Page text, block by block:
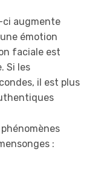
ci augmente
émotion
faciale est
Si les
il est plus
: